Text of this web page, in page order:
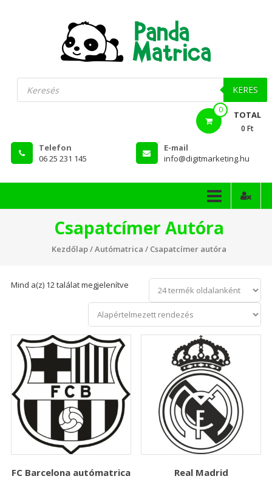
PandaMatrica
falmatrica
Products
search KERES
0 TOTAL
0 Ft
Telefon
06 25 231 145
E-mail
info@digitmarketing.hu
Csapatcímer Autóra
Kezdőlap/Autómatrica / Csapatcímer autóra
Mind a(z) 12 találat megjelenítve
FC Barcelona autómatrica Real Madrid